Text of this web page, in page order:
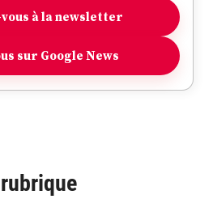
à la newsletter
sur Google News